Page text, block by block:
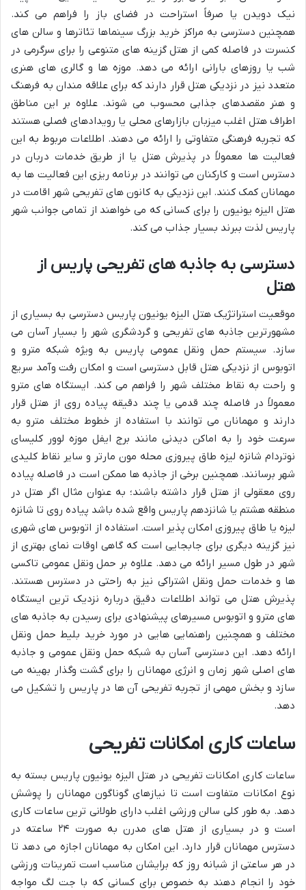
نیک دویدن یا صرفاً استراحت در فضای باز را فراهم می کند.
همچنین دسترسی به مراکز خرید بزرگ سینماها تئاترها و سالن های
کنسرت در فاصله کمی از هتل گزینه های متنوعی را برای سرگرمی در
شب یا روزهای بارانی ارائه می دهد. موزه ها و گالری های هنری
متعدد نیز در نزدیکی هتل قرار دارند که برای علاقه مندان به فرهنگ
و هنر مقصدهای جذابی محسوب می شوند. علاوه بر این مناطق
اطراف هتل اغلب میزبان بازارهای محلی یا رویدادهای فصلی هستند
که تجربه فرهنگی متفاوتی را ارائه می دهند. اطلاعات مربوط به این
فعالیت ها معمولاً در پذیرش هتل یا از طریق خدمات دربان در
دسترس است و کارکنان می توانند در برنامه ریزی این فعالیت ها به
مهمانان کمک کنند. این نزدیکی به کانون های تفریحی شهر اقامت در
هتل الیزه یونیون را برای کسانی که می خواهند از تمامی جوانب شهر
پاریس لذت ببرند بسیار جذاب می کند.
دسترسی به جاذبه های تفریحی پاریس از
هتل
موقعیت استراتژیک هتل الیزه یونیون پاریس دسترسی به بسیاری از
مشهورترین جاذبه های تفریحی و گردشگری شهر را بسیار آسان می
سازد. سیستم حمل ونقل عمومی پاریس به ویژه شبکه مترو و
اتوبوس از نزدیکی هتل قابل دسترسی است و امکان رفت وآمد سریع
و راحت به نقاط مختلف شهر را فراهم می کند. ایستگاه های مترو
معمولاً در فاصله چند قدمی یا چند دقیقه پیاده روی از هتل قرار
دارند و مهمانان می توانند با استفاده از خطوط مختلف مترو به
سرعت خود را به اماکن دیدنی مانند برج ایفل موزه لوور کلیسای
نوتردام شانزه لیزه طاق پیروزی محله مون مارتر و سایر نقاط کلیدی
شهر برسانند. همچنین برخی از جاذبه ها ممکن است در فاصله پیاده
روی معقولی از هتل قرار داشته باشند؛ به عنوان مثال اگر هتل در
منطقه هشتم یا شانزدهم پاریس واقع شده باشد پیاده روی تا شانزه
لیزه یا طاق پیروزی امکان پذیر است. استفاده از اتوبوس های شهری
نیز گزینه دیگری برای جابجایی است که گاهی اوقات نمای بهتری از
شهر در طول مسیر ارائه می دهد. علاوه بر حمل ونقل عمومی تاکسی
ها و خدمات حمل ونقل اشتراکی نیز به راحتی در دسترس هستند.
پذیرش هتل می تواند اطلاعات دقیق درباره نزدیک ترین ایستگاه
های مترو و اتوبوس مسیرهای پیشنهادی برای رسیدن به جاذبه های
مختلف و همچنین راهنمایی هایی در مورد خرید بلیط حمل ونقل
ارائه دهد. این دسترسی آسان به شبکه حمل ونقل عمومی و جاذبه
های اصلی شهر زمان و انرژی مهمانان را برای گشت وگذار بهینه می
سازد و بخش مهمی از تجربه تفریحی آن ها در پاریس را تشکیل می
دهد.
ساعات کاری امکانات تفریحی
ساعات کاری امکانات تفریحی در هتل الیزه یونیون پاریس بسته به
نوع امکانات متفاوت است تا نیازهای گوناگون مهمانان را پوشش
دهد. به طور کلی سالن ورزشی اغلب دارای طولانی ترین ساعات کاری
است و در بسیاری از هتل های مدرن به صورت ۲۴ ساعته در
دسترس مهمانان قرار دارد. این امکان به مهمانان اجازه می دهد تا
در هر ساعتی از شبانه روز که برایشان مناسب است تمرینات ورزشی
خود را انجام دهند به خصوص برای کسانی که با جت لگ مواجه